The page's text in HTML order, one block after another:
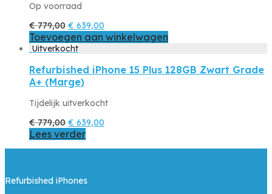
Op voorraad
€779,00 Oorspronkelijke
prijs
was:
€ 639,00
prijs
is:
Toevoegen aan winkelwagen
Refurbished iPhone 15 Plus 128GB Zwart Grade
A+ (Marge)
Tijdelijk uitverkocht
€779,00 Oorspronkelijke
prijs
was:
€ 639,00
Lees verder
Refurbished iPhones